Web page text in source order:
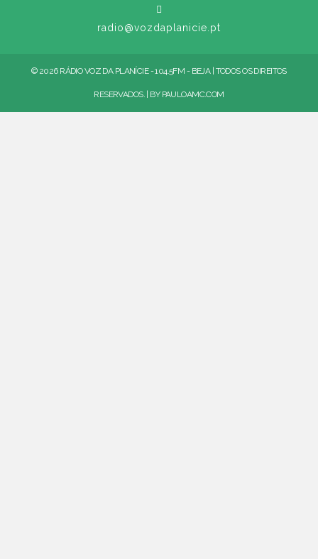
radio@vozdaplanicie.pt
© 2026 RÁDIO VOZ DA PLANÍCIE - 104.5FM - BEJA | TODOS OS DIREITOS
RESERVADOS. | BY PAULOAMC.COM